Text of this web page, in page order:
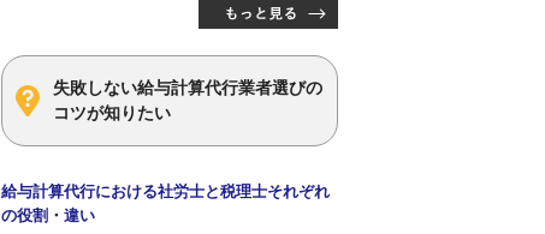
失敗しない給与計算代行業者選びの
コツが知りたい
給与計算代行における社労士と税理士それぞれ
の役割・違い